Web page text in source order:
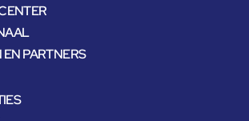
PARTNERS